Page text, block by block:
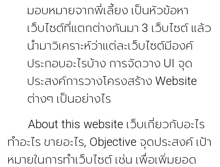
มอบหมายจากพี่เลี้ยง เป็นหัวข้อหา
เว็บไซต์ที่แตกต่างกันมา 3 เว็บไซต์ แล้ว
นำมาวิเคราะห์ว่าแต่ละเว็บไซต์มีองค์
ประกอบอะไรบ้าง การจัดวาง UI จุด
ประสงค์การวางโครงสร้าง Website
ต่างๆ เป็นอย่างไร
About this website เว็บเกี่ยวกับอะไร
ทำอะไร ขายอะไร, Objective จุดประสงค์ เป้า
หมายในการทำเว็บไซต์ เช่น เพื่อเพิ่มยอด